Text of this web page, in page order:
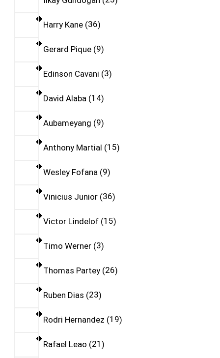
Harry Kane 36
Gerard Pique 9
Edinson Cavani 3
David Alaba 14
Aubameyang 9
Anthony Martial 15
Wesley Fofana 9
Vinicius Junior 36
Victor Lindelof 15
Timo Werner 3
Thomas Partey 26
Ruben Dias 23
Rodri Hernandez 19
Rafael Leao 21